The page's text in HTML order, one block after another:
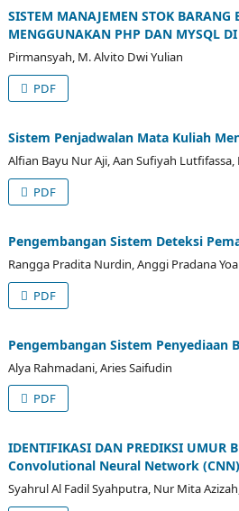
SISTEM MANAJEMEN STOK
MENGGUNAKAN PHP DAN MYSQL DI
Pirmansyah, M. Alvito Dwi Yulian
PDF
Sistem Penjadwalan Mata Kuliah
Alfian Bayu Nur Aji, Aan Sufiyah
PDF
Pengembangan Sistem Deteksi
Rangga Pradita Nurdin, Anggi Pradana
PDF
Pengembangan Sistem
Alya Rahmadani, Aries Saifudin
PDF
IDENTIFIKASI DAN PREDIKSI UMUR
Convolutional Neural Network (CNN)
Syahrul Al Fadil Syahputra, Nur Mita